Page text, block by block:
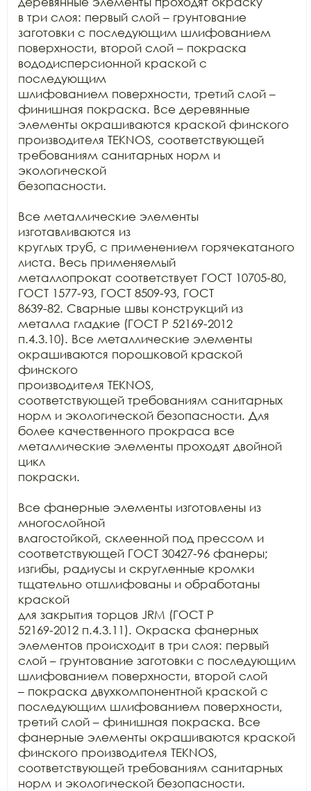
в три слоя: первый слой – грунтование
заготовки с последующим шлифованием
поверхности, второй слой – покраска
вододисперсионной краской с
последующим
шлифованием поверхности, третий слой –
финишная покраска. Все деревянные
элементы окрашиваются краской финского
производителя TEKNOS, соответствующей
требованиям санитарных норм и
экологической
безопасности.
Все металлические элементы
изготавливаются из
круглых труб, с применением горячекатаного
листа. Весь применяемый
металлопрокат соответствует ГОСТ 10705-80,
ГОСТ 1577-93, ГОСТ 8509-93, ГОСТ
8639-82. Сварные швы конструкций из
металла гладкие (ГОСТ Р 52169-2012
п.4.3.10). Все металлические элементы
окрашиваются порошковой краской
финского
производителя TEKNOS,
соответствующей требованиям санитарных
норм и экологической безопасности. Для
более качественного прокраса все
металлические элементы проходят двойной
цикл
покраски.
Все фанерные элементы изготовлены из
многослойной
влагостойкой, склеенной под прессом и
соответствующей ГОСТ 30427-96 фанеры;
изгибы, радиусы и скругленные кромки
тщательно отшлифованы и обработаны
краской
для закрытия торцов JRM (ГОСТ Р
52169-2012 п.4.3.11). Окраска фанерных
элементов происходит в три слоя: первый
слой – грунтование заготовки с последующим
шлифованием поверхности, второй слой
– покраска двухкомпонентной краской с
последующим шлифованием поверхности,
третий слой – финишная покраска. Все
фанерные элементы окрашиваются краской
финского производителя TEKNOS,
соответствующей требованиям санитарных
норм и экологической безопасности.